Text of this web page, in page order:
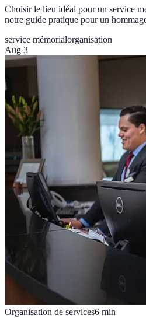
Choisir le lieu idéal pour un service
notre guide pratique pour un
service mémorialorganisation
Aug 3
Organisation de services6 min